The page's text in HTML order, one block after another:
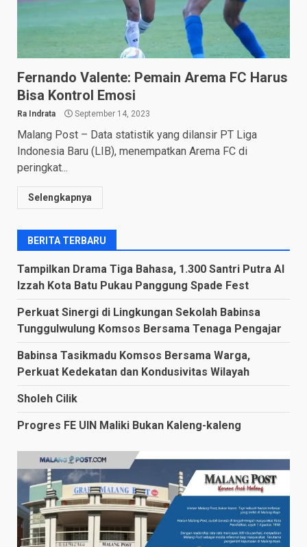
Fernando Valente: Pemain Arema FC Harus
Bisa Kontrol Emosi
Ra Indrata September 14, 2023
Malang Post – Data statistik yang dilansir PT Liga
Indonesia Baru (LIB), menempatkan Arema FC di
peringkat...
Selengkapnya
BERITA TERBARU
Tampilkan Drama Tiga Bahasa, 1.300 Santri Putra Al
Izzah Kota Batu Pukau Panggung Spade Fest
Perkuat Sinergi di Lingkungan Sekolah Babinsa
Tunggulwulung Komsos Bersama Tenaga Pengajar
Babinsa Tasikmadu Komsos Bersama Warga,
Perkuat Kedekatan dan Kondusivitas Wilayah
Sholeh Cilik
Progres FE UIN Maliki Bukan Kaleng-kaleng